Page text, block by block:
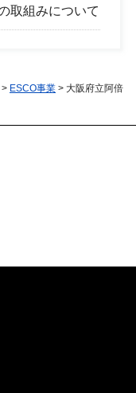
取組みについて
> ESCO事業 > 大阪府立阿倍